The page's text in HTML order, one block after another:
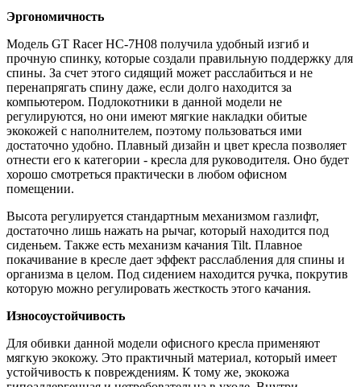
Эргономичность
Модель GT Racer HC-7H08 получила удобный изгиб и
прочную спинку, которые создали правильную поддержку для
спины. За счет этого сидящий может расслабиться и не
перенапрягать спину даже, если долго находится за
компьютером. Подлокотники в данной модели не
регулируются, но они имеют мягкие накладки обитые
экокожей с наполнителем, поэтому пользоваться ими
достаточно удобно. Плавный дизайн и цвет кресла позволяет
отнести его к категории - кресла для руководителя. Оно будет
хорошо смотреться практически в любом офисном
помещении.
Высота регулируется стандартным механизмом газлифт,
достаточно лишь нажать на рычаг, который находится под
сиденьем. Также есть механизм качания Tilt. Плавное
покачивание в кресле дает эффект расслабления для спины и
организма в целом. Под сидением находится ручка, покрутив
которую можно регулировать жесткость этого качания.
Износоустойчивость
Для обивки данной модели офисного кресла применяют
мягкую экокожу. Это практичный материал, который имеет
устойчивость к повреждениям. К тому же, экокожа